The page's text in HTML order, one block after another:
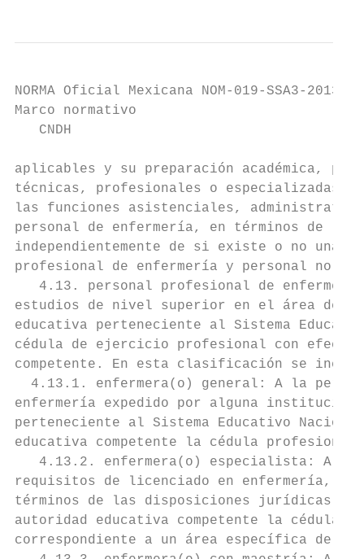
NORMA Oficial Mexicana NOM-019-SSA3-2013,
Marco normativo
CNDH
aplicables y su preparación académica,
técnicas, profesionales o especializadas,
las funciones asistenciales,
personal de enfermería, en términos de
independientemente de si existe o no una
profesional de enfermería y personal no
4.13. personal profesional de
estudios de nivel superior en el área de
educativa perteneciente al Sistema
cédula de ejercicio profesional con
competente. En esta clasificación se
4.13.1. enfermera(o) general: A la
enfermería expedido por alguna
perteneciente al Sistema Educativo
educativa competente la cédula profesional
4.13.2. enfermera(o) especialista: A
requisitos de licenciado en enfermería,
términos de las disposiciones jurídicas
autoridad educativa competente la cédula
correspondiente a un área específica de